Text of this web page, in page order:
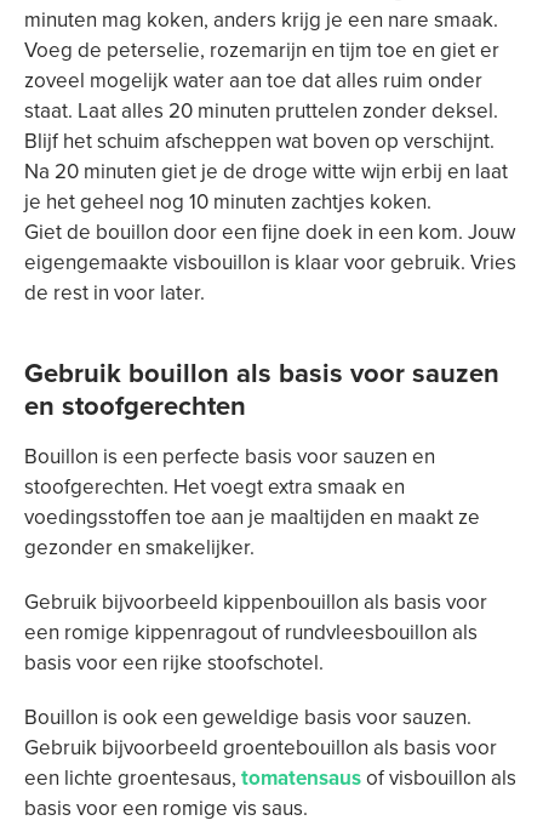
minuten mag koken, anders krijg je een nare smaak.
Voeg de peterselie, rozemarijn en tijm toe en giet er
zoveel mogelijk water aan toe dat alles ruim onder
staat. Laat alles 20 minuten pruttelen zonder deksel.
Blijf het schuim afscheppen wat boven op verschijnt.
Na 20 minuten giet je de droge witte wijn erbij en laat
je het geheel nog 10 minuten zachtjes koken.
Giet de bouillon door een fijne doek in een kom. Jouw
eigengemaakte visbouillon is klaar voor gebruik. Vries
de rest in voor later.
Gebruik bouillon als basis voor sauzen
en stoofgerechten
Bouillon is een perfecte basis voor sauzen en
stoofgerechten. Het voegt extra smaak en
voedingsstoffen toe aan je maaltijden en maakt ze
gezonder en smakelijker.
Gebruik bijvoorbeeld kippenbouillon als basis voor
een romige kippenragout of rundvleesbouillon als
basis voor een rijke stoofschotel.
Bouillon is ook een geweldige basis voor sauzen.
Gebruik bijvoorbeeld groentebouillon als basis voor
een lichte groentesaus, tomatensausof visbouillon als
basis voor een romige vis saus.